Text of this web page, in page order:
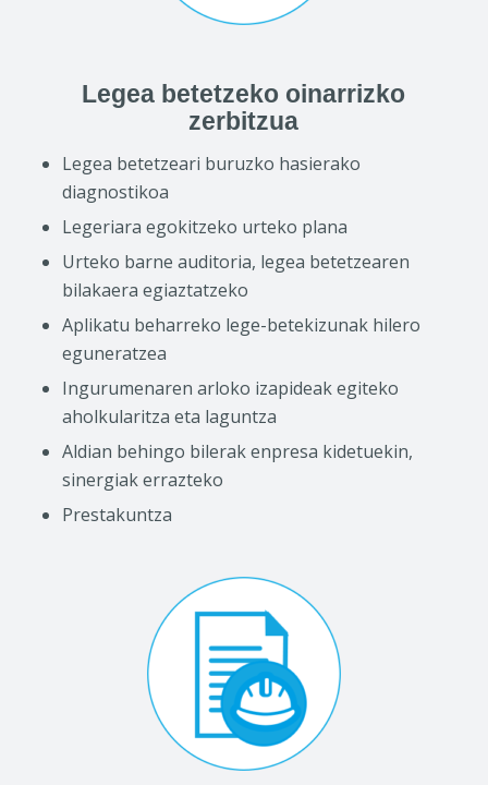
Legea betetzeko oinarrizko
zerbitzua
Legea betetzeari buruzko hasierako
diagnostikoa
Legeriara egokitzeko urteko plana
Urteko barne auditoria, legea betetzearen
bilakaera egiaztatzeko
Aplikatu beharreko lege-betekizunak hilero
eguneratzea
Ingurumenaren arloko izapideak egiteko
aholkularitza eta laguntza
Aldian behingo bilerak enpresa kidetuekin,
sinergiak errazteko
Prestakuntza